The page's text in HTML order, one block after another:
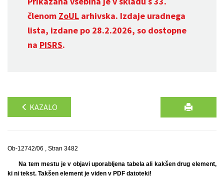
členom ZoUL arhivska. Izdaje uradnega
lista, izdane po 28.2.2026, so dostopne
na PISRS.
KAZALO
Ob-12742/06 , Stran 3482
Na tem mestu je v objavi uporabljena tabela ali kakšen drug element,
ki ni tekst. Takšen element je viden v PDF datoteki!